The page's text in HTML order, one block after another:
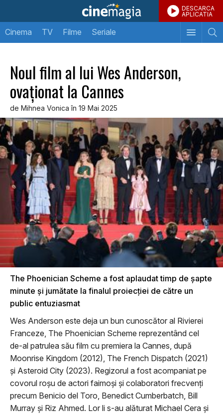
DESCARCA
APLICATIA
Cinema TV Filme Seriale
Noul film al lui Wes Anderson,
ovaționat la Cannes
de Mihnea Vonica în 19 Mai 2025
The Phoenician Scheme a fost aplaudat timp de șapte
minute și jumătate la finalul proiecției de către un
public entuziasmat
Wes Anderson este deja un bun cunoscător al Rivierei
Franceze, The Phoenician Scheme reprezentând cel
de-al patrulea său film cu premiera la Cannes, după
Moonrise Kingdom (2012), The French Dispatch (2021)
și Asteroid City (2023). Regizorul a fost acompaniat pe
covorul roșu de actori faimoși și colaboratori frecvenţi
precum Benicio del Toro, Benedict Cumberbatch, Bill
Murray şi Riz Ahmed. Lor li s-au alăturat Michael Cera și